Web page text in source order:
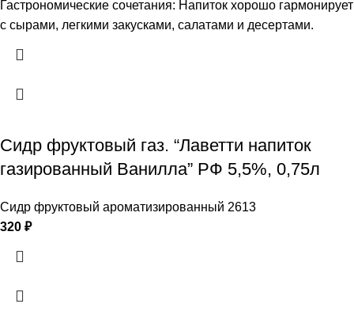
Гастрономические сочетания: Напиток хорошо гармонирует
с сырами, легкими закусками, салатами и десертами.
Сидр фруктовый газ. “Лаветти напиток
газированный Ванилла” РФ 5,5%, 0,75л
Сидр фруктовый ароматизированный 2613
320 ₽